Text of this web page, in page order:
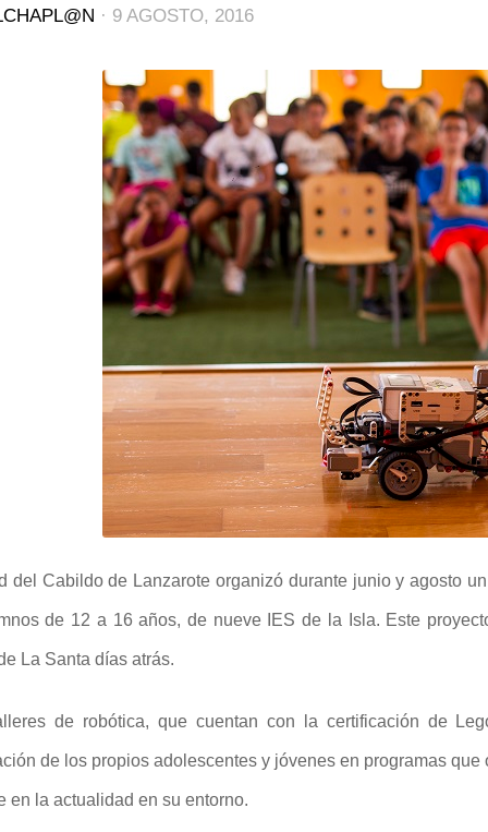
· 9 AGOSTO, 2016
del Cabildo de Lanzarote organizó durante junio y agosto
de 12 a 16 años, de nueve IES de la Isla. Este
La Santa días atrás.
de robótica, que cuentan con la certificación de
de los propios adolescentes y jóvenes en programas
en la actualidad en su entorno.